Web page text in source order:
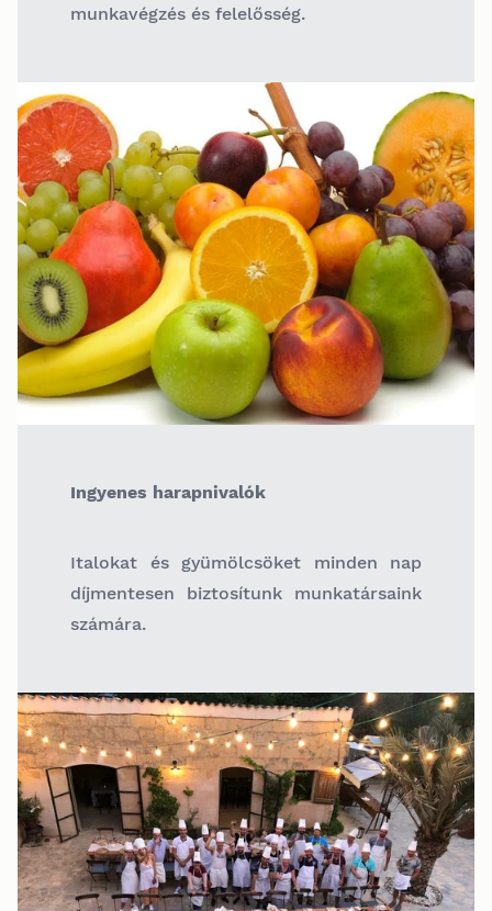
munkavégzés és felelősség.
Ingyenes harapnivalók
Italokat és gyümölcsöket minden nap
díjmentesen biztosítunk munkatársaink
számára.